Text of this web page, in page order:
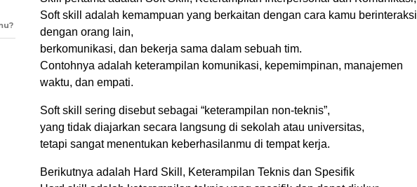
Soft skill adalah kemampuan yang berkaitan dengan cara kamu berinteraksi
dengan orang lain,
berkomunikasi, dan bekerja sama dalam sebuah tim.
Contohnya adalah keterampilan komunikasi, kepemimpinan, manajemen
waktu, dan empati.
Soft skill sering disebut sebagai “keterampilan non-teknis”,
yang tidak diajarkan secara langsung di sekolah atau universitas,
tetapi sangat menentukan keberhasilanmu di tempat kerja.
Berikutnya adalah Hard Skill, Keterampilan Teknis dan Spesifik